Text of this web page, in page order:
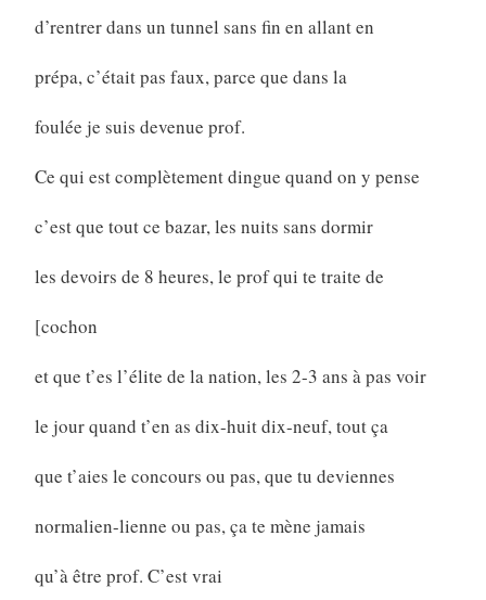
d’rentrer dans un tunnel sans fin en allant en
prépa, c’était pas faux, parce que dans la
foulée je suis devenue prof.
Ce qui est complètement dingue quand on y pense
c’est que tout ce bazar, les nuits sans dormir
les devoirs de 8 heures, le prof qui te traite de
[cochon
et que t’es l’élite de la nation, les 2-3 ans à pas voir
le jour quand t’en as dix-huit dix-neuf, tout ça
que t’aies le concours ou pas, que tu deviennes
normalien-lienne ou pas, ça te mène jamais
qu’à être prof. C’est vrai